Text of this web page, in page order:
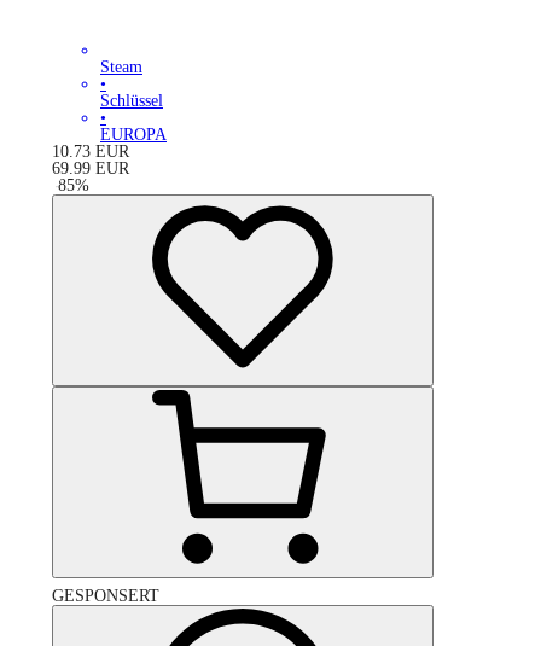
Steam
•
Schlüssel
•
EUROPA
10.73 EUR
69.99 EUR
-85%
GESPONSERT